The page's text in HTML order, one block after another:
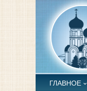
ГЛАВНОЕ